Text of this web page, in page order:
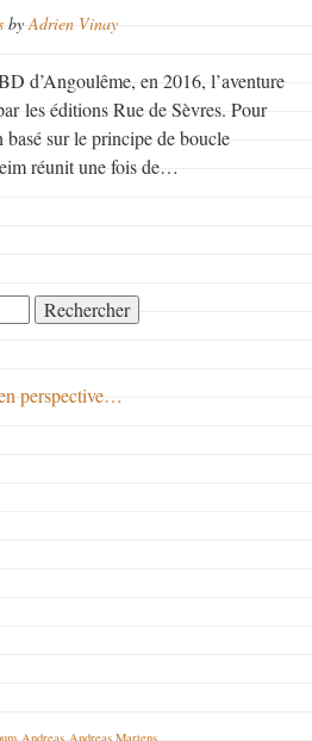
byAdrien Vinay
d’Angoulême, en 2016, l’aventure
les éditions Rue de Sèvres. Pour
sur le principe de boucle
réunit une fois de…
perspective…
Andreas Andreas Martens